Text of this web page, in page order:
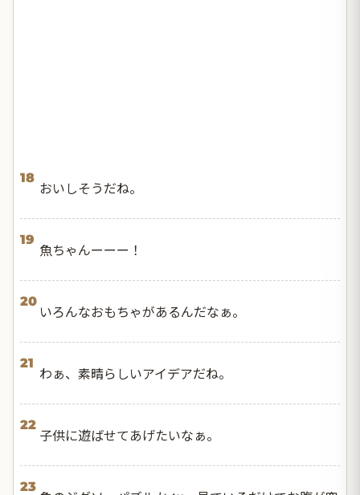
18
おいしそうだね。
19
魚ちゃんーーー！
20
いろんなおもちゃがあるんだなぁ。
21
わぁ、素晴らしいアイデアだね。
22
子供に遊ばせてあげたいなぁ。
23